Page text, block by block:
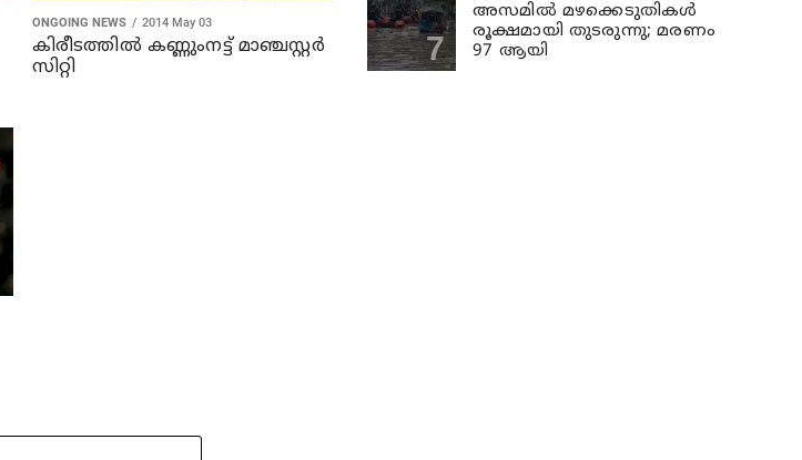
ONGOING NEWS 2014 May 03
കിരീടത്തില്‍ കണ്ണുംനട്ട് മാഞ്ചസ്റ്റര്‍
സിറ്റി
അസമില്‍ മഴക്കെടുതികള്‍
രൂക്ഷമായി തുടരുന്നു; മരണം
97 ആയി